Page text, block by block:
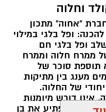
קטנות
קטנות
קטנות
חובה)
וחלוה
"אחוה" מתכון
ופל בלגי במילוי
ופל בלגי חם
ממרח חלוה וממרח
תוספת סוכר של
מענג בין מתיקות
של החלוה.
אינו דורש מיומנות
להפתיע את בן